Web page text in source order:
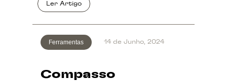
Ferramentas
Compasso
14 de Junho, 2024